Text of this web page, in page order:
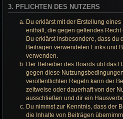
3. PFLICHTEN DES NUTZERS
Du erklärst mit der Erstellung
enthält, die gegen geltendes Recht
Du erklärst insbesondere, dass du
Beiträgen verwendeten Links und
verwenden.
Der Betreiber des Boards übt das
gegen diese
veröffentlichten Regeln kann der
zeitweise oder dauerhaft von der
ausschließen und dir ein
Du nimmst zur Kenntnis, dass der
die Inhalte von Beiträgen